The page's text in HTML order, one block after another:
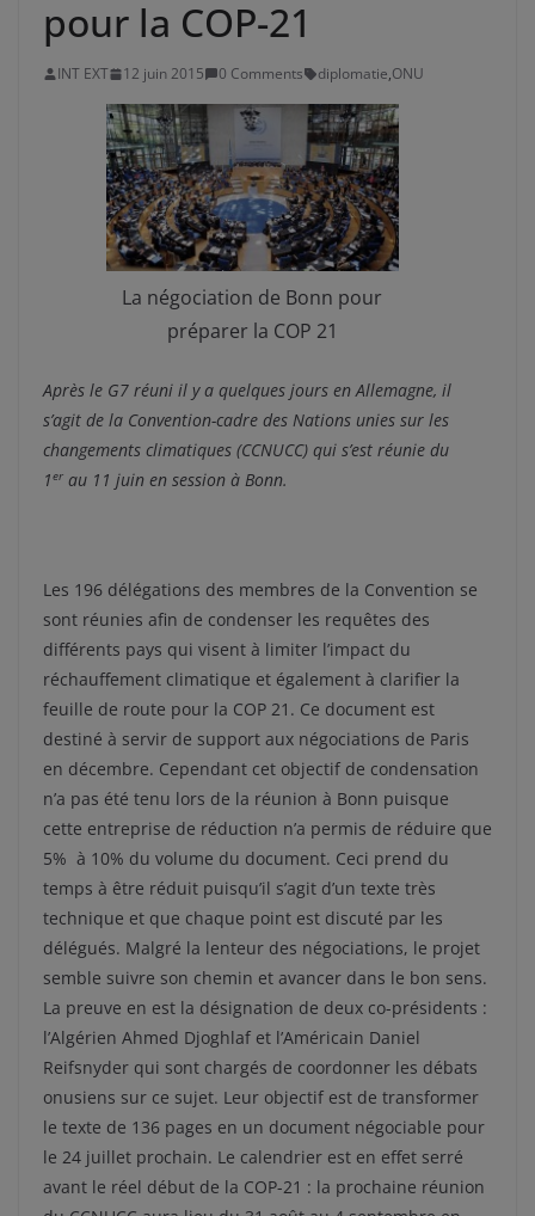
pour la COP-21
INT EXT 12 juin 2015 0 Comments diplomatie,ONU
La négociation de Bonn pour
préparer la COP 21
Après le G7 réuni il y a quelques jours en Allemagne, il
s’agit de la Convention-cadre des Nations unies sur les
changements climatiques (CCNUCC) qui s’est réunie du
1er au 11 juin en session à Bonn.
Les 196 délégations des membres de la Convention se
sont réunies afin de condenser les requêtes des
différents pays qui visent à limiter l’impact du
réchauffement climatique et également à clarifier la
feuille de route pour la COP 21. Ce document est
destiné à servir de support aux négociations de Paris
en décembre. Cependant cet objectif de condensation
n’a pas été tenu lors de la réunion à Bonn puisque
cette entreprise de réduction n’a permis de réduire que
5% à 10% du volume du document. Ceci prend du
temps à être réduit puisqu’il s’agit d’un texte très
technique et que chaque point est discuté par les
délégués. Malgré la lenteur des négociations, le projet
semble suivre son chemin et avancer dans le bon sens.
La preuve en est la désignation de deux co-présidents :
l’Algérien Ahmed Djoghlaf et l’Américain Daniel
Reifsnyder qui sont chargés de coordonner les débats
onusiens sur ce sujet. Leur objectif est de transformer
le texte de 136 pages en un document négociable pour
le 24 juillet prochain. Le calendrier est en effet serré
avant le réel début de la COP-21 : la prochaine réunion